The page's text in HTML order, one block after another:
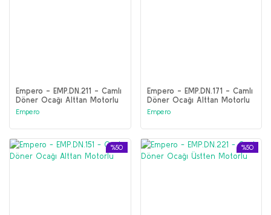
Empero - EMP.DN.211 - Camlı
Döner Ocağı Alttan Motorlu
Empero
Empero - EMP.DN.171 - Camlı
Döner Ocağı Alttan Motorlu
Empero
%50 %50